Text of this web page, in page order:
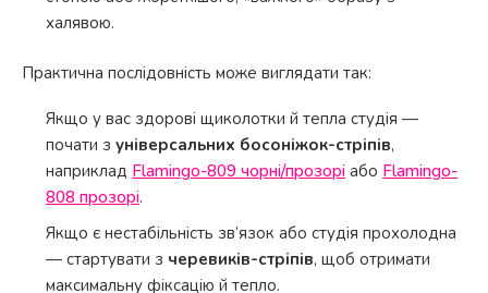
халявою.
Практична послідовність може виглядати так:
Якщо у вас здорові щиколотки й тепла студія —
почати з універсальних босоніжок-стріпів,
наприклад Flamingo-809 чорні/прозорі або Flamingo-
808 прозорі.
Якщо є нестабільність зв’язок або студія прохолодна
— стартувати з черевиків-стріпів, щоб отримати
максимальну фіксацію й тепло.